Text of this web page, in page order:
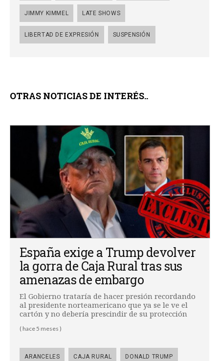
JIMMY KIMMEL LATE SHOWS
LIBERTAD DE EXPRESIÓN SUSPENSIÓN
OTRAS NOTICIAS DE INTERÉS..
España exige a Trump devolver
la gorra de Caja Rural tras sus
amenazas de embargo
El Gobierno trataría de hacer presión recordando
al presidente norteamericano que ya se le ve el
cartón y no debería prescindir de su protección
( hace 5 meses )
ARANCELES CAJA RURAL DONALD TRUMP